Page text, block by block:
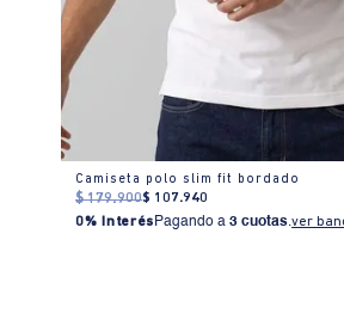
Camiseta polo slim fit bordado
$ 179.900$ 107.940
0% Interés Pagando a3 cuotas.ver